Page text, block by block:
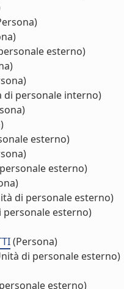
esterno)
di personale interno)
esterno)
esterno)
di personale esterno)
personale esterno)
(Persona)
di personale esterno)
esterno)